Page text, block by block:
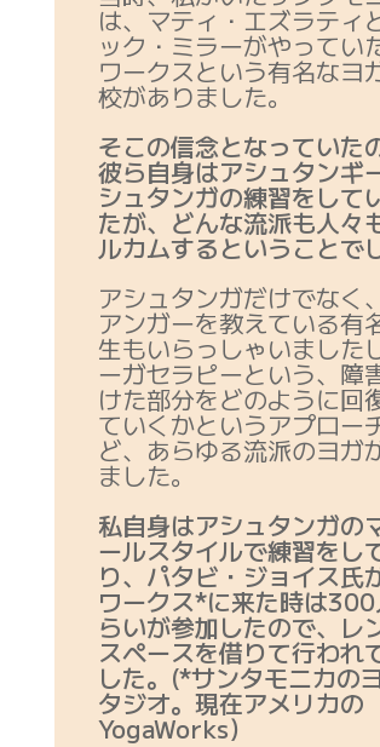
は、マティ・エズラティ
ック・ミラーがやってい
ワークスという有名なヨ
校がありました。
そこの信念となっていた
彼ら自身はアシュタンギ
シュタンガの練習をして
たが、どんな流派も人々
ルカムするということで
アシュタンガだけでなく
アンガーを教えている有
生もいらっしゃいました
ーガセラピーという、障
けた部分をどのように回
ていくかというアプロー
ど、あらゆる流派のヨガ
ました。
私自身はアシュタンガの
ールスタイルで練習をし
り、パタビ・ジョイス氏
ワークス*に来た時は300
らいが参加したので、レ
スペースを借りて行われ
した。(*サンタモニカの
タジオ。現在アメリカの
YogaWorks）